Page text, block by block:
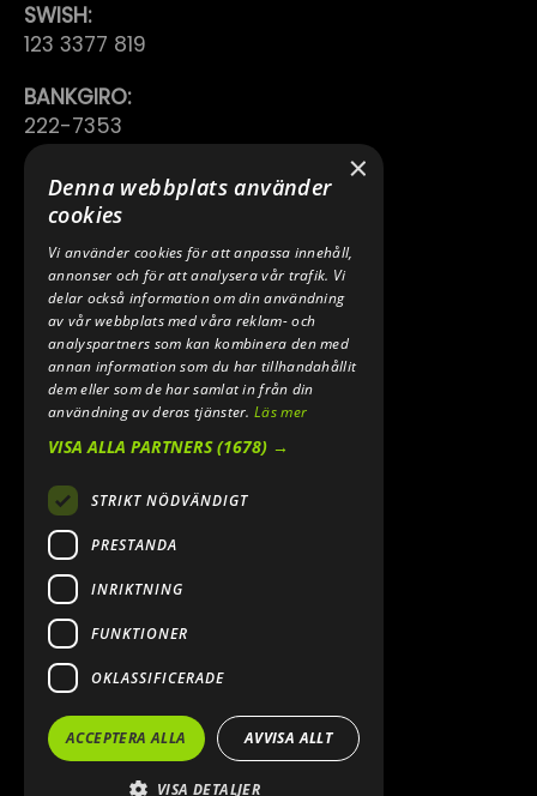
SWISH:
123 3377 819
BANKGIRO:
222-7353
TELEFON:
0640 200 50
E-POST:
INFO@SPEEDSHOPEN.SE
ÅNGRA MITT KÖP
2026. ALL RIGHTS RESERVED.
POWERED BY EMPORI CMS
×
Denna webbplats använder
cookies
Vi använder cookies för att anpassa innehåll,
annonser och för att analysera vår trafik. Vi
delar också information om din användning
av vår webbplats med våra reklam- och
analyspartners som kan kombinera den med
annan information som du har tillhandahållit
dem eller som de har samlat in från din
användning av deras tjänster.Läs mer
VISA ALLA PARTNERS(1678) →
STRIKT NÖDVÄNDIGT
PRESTANDA
INRIKTNING
FUNKTIONER
OKLASSIFICERADE
ACCEPTERA ALLA AVVISA ALLT
VISA DETALJER